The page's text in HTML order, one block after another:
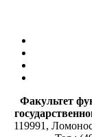
Факультет
119991,